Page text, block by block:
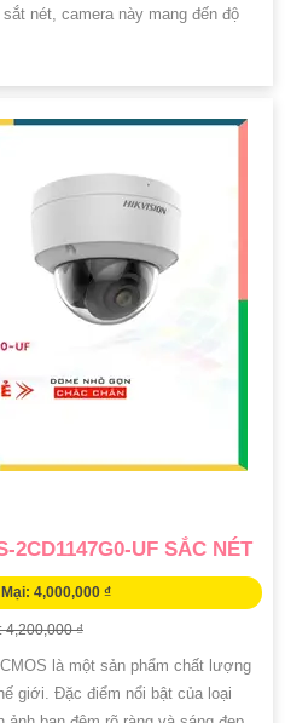
nét, camera này mang đến độ
2CD1147G0-UF SẮC NÉT
4,000,000 ₫
4,200,000 ₫
là một sản phẩm chất lượng
giới. Đặc điểm nổi bật của loại